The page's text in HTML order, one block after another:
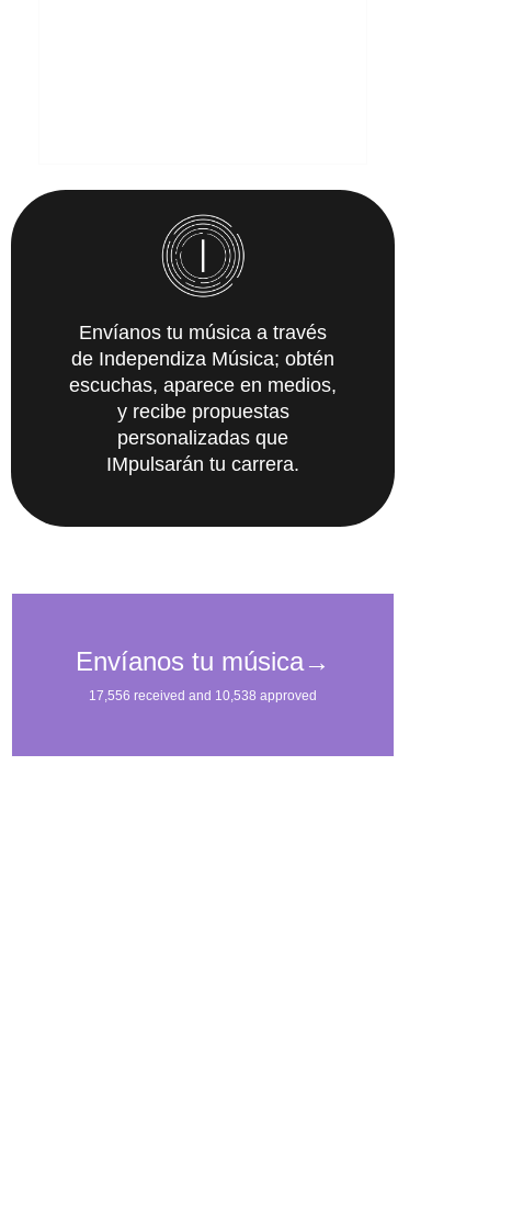
Envíanos tu música a través
de Independiza Música; obtén
escuchas, aparece en medios,
y recibe propuestas
personalizadas que
IMpulsarán tu carrera.